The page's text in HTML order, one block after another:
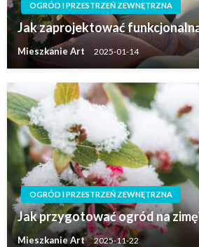
OGRÓD I PRZESTRZEŃ ZEWNĘTRZNA
Jak zaprojektować
Mieszkanie Art 2025-01-14
OGRÓD I PRZESTRZEŃ ZEWNĘTRZNA
Jak przygotować ogród na
Mieszkanie Art 2025-11-22